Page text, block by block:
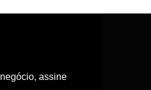
assine